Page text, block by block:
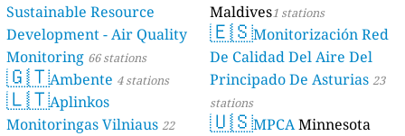
Sustainable Resource
Development - Air Quality
Monitoring 66 stations
🇬🇹Ambente 4 stations
🇱🇹Aplinkos
Monitoringas Vilniaus 22
Maldives1 stations
🇪🇸Monitorización Red
De Calidad Del Aire Del
Principado De Asturias 23
stations
🇺🇸MPCAMinnesota